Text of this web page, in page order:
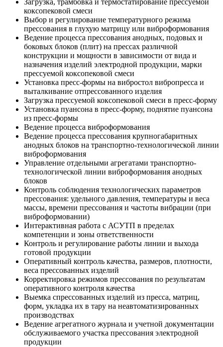
Загрузка, трамбовка и термостатирование прессуемой
коксопековой смеси
Выбор и регулирование температурного режима
прессования в глухую матрицу или виброформования
Ведение процесса прессования анодных, подовых и
боковых блоков (плит) на прессах различной
конструкции и мощности в зависимости от вида и
назначения изделий электродной продукции, марки
прессуемой коксопековой смеси
Установка пресс-формы на вибростол вибропресса и
выталкивание отпрессованного изделия
Загрузка прессуемой коксопековой смеси в пресс-форму
Установка пуансона в пресс-форму, поднятие пуансона
из пресс-формы
Ведение процесса виброформования
Ведение процесса прессования крупногабаритных
анодных блоков на транспортно-технологической линии
виброформования
Управление отдельными агрегатами транспортно-
технологической линии виброформования анодных
блоков
Контроль соблюдения технологических параметров
прессования: удельного давления, температуры и веса
массы, времени прессования и частоты вибрации (при
виброформовании)
Интерактивная работа с АСУТП в пределах
компетенции и зоны ответственности
Контроль и регулирование работы линии и выхода
готовой продукции
Оперативный контроль качества, размеров, плотности,
веса прессованных изделий
Корректировка режимов прессования по результатам
оперативного контроля качества
Выемка спрессованных изделий из пресса, матриц,
форм, укладка их в тару на неавтоматизированных
производствах
Ведение агрегатного журнала и учетной документации
обслуживаемого участка прессования электродной
продукции